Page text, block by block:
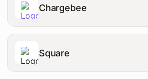
Chargebee
Square